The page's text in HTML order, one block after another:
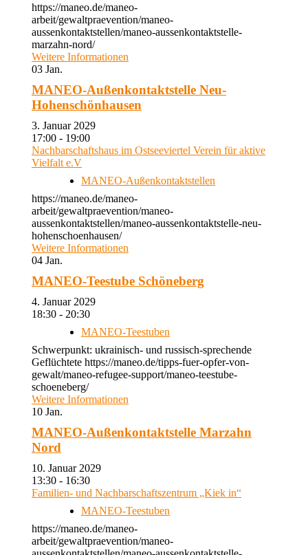
https://maneo.de/maneo-
arbeit/gewaltpraevention/maneo-
aussenkontaktstellen/maneo-aussenkontaktstelle-
marzahn-nord/
Weitere Informationen
03 Jan.
MANEO-Außenkontaktstelle Neu-
Hohenschönhausen
3. Januar 2029
17:00 - 19:00
Nachbarschaftshaus im Ostseeviertel Verein für aktive
Vielfalt e.V
MANEO-Außenkontaktstellen
https://maneo.de/maneo-
arbeit/gewaltpraevention/maneo-
aussenkontaktstellen/maneo-aussenkontaktstelle-neu-
hohenschoenhausen/
Weitere Informationen
04 Jan.
MANEO-Teestube Schöneberg
4. Januar 2029
18:30 - 20:30
MANEO-Teestuben
Schwerpunkt: ukrainisch- und russisch-sprechende
Geflüchtete https://maneo.de/tipps-fuer-opfer-von-
gewalt/maneo-refugee-support/maneo-teestube-
schoeneberg/
Weitere Informationen
10 Jan.
MANEO-Außenkontaktstelle Marzahn
Nord
10. Januar 2029
13:30 - 16:30
Familien- und Nachbarschaftszentrum „Kiek in“
MANEO-Teestuben
https://maneo.de/maneo-
arbeit/gewaltpraevention/maneo-